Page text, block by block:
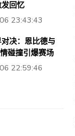
回忆
23:43:43
决：恩比德与
碰撞引爆赛场
22:59:46